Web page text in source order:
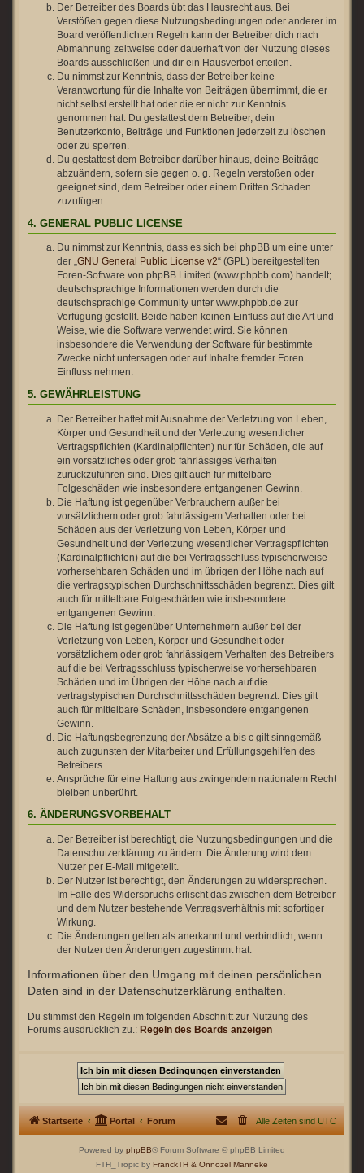
Der Betreiber des Boards übt das Hausrecht aus. Bei
Verstößen gegen diese Nutzungsbedingungen oder anderer im
Board veröffentlichten Regeln kann der Betreiber dich nach
Abmahnung zeitweise oder dauerhaft von der Nutzung dieses
Boards ausschließen und dir ein Hausverbot erteilen.
Du nimmst zur Kenntnis, dass der Betreiber keine
Verantwortung für die Inhalte von Beiträgen übernimmt, die er
nicht selbst erstellt hat oder die er nicht zur Kenntnis
genommen hat. Du gestattest dem Betreiber, dein
Benutzerkonto, Beiträge und Funktionen jederzeit zu löschen
oder zu sperren.
Du gestattest dem Betreiber darüber hinaus, deine Beiträge
abzuändern, sofern sie gegen o. g. Regeln verstoßen oder
geeignet sind, dem Betreiber oder einem Dritten Schaden
zuzufügen.
4. GENERAL PUBLIC LICENSE
Du nimmst zur Kenntnis, dass es sich bei phpBB um eine unter
der „GNU General Public License v2“ (GPL) bereitgestellten
Foren-Software von phpBB Limited (www.phpbb.com) handelt;
deutschsprachige Informationen werden durch die
deutschsprachige Community unter www.phpbb.de zur
Verfügung gestellt. Beide haben keinen Einfluss auf die Art und
Weise, wie die Software verwendet wird. Sie können
insbesondere die Verwendung der Software für bestimmte
Zwecke nicht untersagen oder auf Inhalte fremder Foren
Einfluss nehmen.
5. GEWÄHRLEISTUNG
Der Betreiber haftet mit Ausnahme der Verletzung von Leben,
Körper und Gesundheit und der Verletzung wesentlicher
Vertragspflichten (Kardinalpflichten) nur für Schäden, die auf
ein vorsätzliches oder grob fahrlässiges Verhalten
zurückzuführen sind. Dies gilt auch für mittelbare
Folgeschäden wie insbesondere entgangenen Gewinn.
Die Haftung ist gegenüber Verbrauchern außer bei
vorsätzlichem oder grob fahrlässigem Verhalten oder bei
Schäden aus der Verletzung von Leben, Körper und
Gesundheit und der Verletzung wesentlicher Vertragspflichten
(Kardinalpflichten) auf die bei Vertragsschluss typischerweise
vorhersehbaren Schäden und im übrigen der Höhe nach auf
die vertragstypischen Durchschnittsschäden begrenzt. Dies gilt
auch für mittelbare Folgeschäden wie insbesondere
entgangenen Gewinn.
Die Haftung ist gegenüber Unternehmern außer bei der
Verletzung von Leben, Körper und Gesundheit oder
vorsätzlichem oder grob fahrlässigem Verhalten des Betreibers
auf die bei Vertragsschluss typischerweise vorhersehbaren
Schäden und im Übrigen der Höhe nach auf die
vertragstypischen Durchschnittsschäden begrenzt. Dies gilt
auch für mittelbare Schäden, insbesondere entgangenen
Gewinn.
Die Haftungsbegrenzung der Absätze a bis c gilt sinngemäß
auch zugunsten der Mitarbeiter und Erfüllungsgehilfen des
Betreibers.
Ansprüche für eine Haftung aus zwingendem nationalem Recht
bleiben unberührt.
6. ÄNDERUNGSVORBEHALT
Der Betreiber ist berechtigt, die Nutzungsbedingungen und die
Datenschutzerklärung zu ändern. Die Änderung wird dem
Nutzer per E-Mail mitgeteilt.
Der Nutzer ist berechtigt, den Änderungen zu widersprechen.
Im Falle des Widerspruchs erlischt das zwischen dem Betreiber
und dem Nutzer bestehende Vertragsverhältnis mit sofortiger
Wirkung.
Die Änderungen gelten als anerkannt und verbindlich, wenn
der Nutzer den Änderungen zugestimmt hat.
Informationen über den Umgang mit deinen persönlichen
Daten sind in der Datenschutzerklärung enthalten.
Du stimmst den Regeln im folgenden Abschnitt zur Nutzung des
Forums ausdrücklich zu.: Regeln des Boards anzeigen
Startseite Portal Forum Alle Zeiten sind UTC
Powered by phpBB® Forum Software © phpBB Limited
FTH_Tropic by FranckTH & Onnozel Manneke